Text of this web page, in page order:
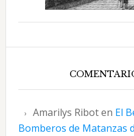
Amarilys Riboten El
Bomberos de Matanzas